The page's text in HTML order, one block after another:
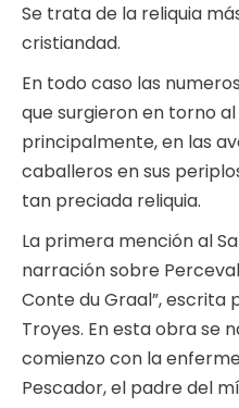
Se trata de la reliquia
cristiandad.
En todo caso las
que surgieron en torno
principalmente, en las
caballeros en sus
tan preciada reliquia.
La primera mención al
narración sobre
Conte du Graal”,
Troyes. En esta obra se
comienzo con la
Pescador, el padre del